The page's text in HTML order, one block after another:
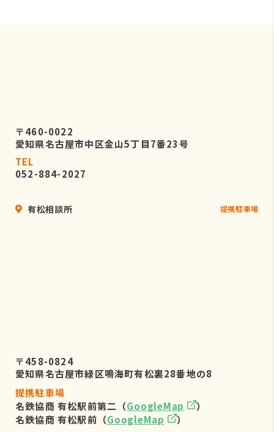
その際、弊社はお客様ご本人を確認さ
せていただいたうえで、合理的な期間
内に対応いたします。
先は、次の通りです。
お客様がご自身の個人情報を弊社に提
供されるか否かは、お客様のご判断に
よりますが、もしご提供されない場合
には、適切なサービスが提供できない
場合がありますので予めご了承くださ
〒460-0022
愛知県名古屋市中区金山5丁目7番23号
TEL
052-884-2027
有松相談所 提携駐車場
〒458-0824
愛知県名古屋市緑区鳴海町有松裏28番地の8
提携駐車場
名鉄協商 有松駅前第二（GoogleMap
）
名鉄協商 有松駅前（GoogleMap
）